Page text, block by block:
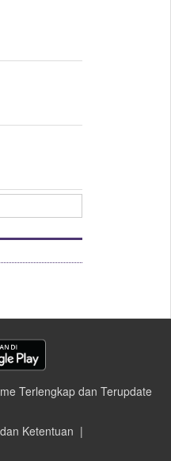
Terlengkap dan Terupdate
Ketentuan |